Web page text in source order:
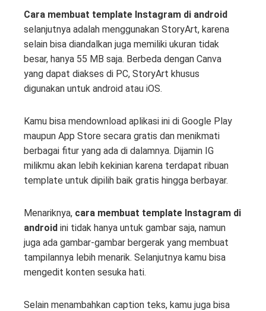
Cara membuat template Instagram di android
selanjutnya adalah menggunakan StoryArt, karena
selain bisa diandalkan juga memiliki ukuran tidak
besar, hanya 55 MB saja. Berbeda dengan Canva
yang dapat diakses di PC, StoryArt khusus
digunakan untuk android atau iOS.
Kamu bisa mendownload aplikasi ini di Google Play
maupun App Store secara gratis dan menikmati
berbagai fitur yang ada di dalamnya. Dijamin IG
milikmu akan lebih kekinian karena terdapat ribuan
template untuk dipilih baik gratis hingga berbayar.
Menariknya, cara membuat template Instagram di
android ini tidak hanya untuk gambar saja, namun
juga ada gambar-gambar bergerak yang membuat
tampilannya lebih menarik. Selanjutnya kamu bisa
mengedit konten sesuka hati.
Selain menambahkan caption teks, kamu juga bisa